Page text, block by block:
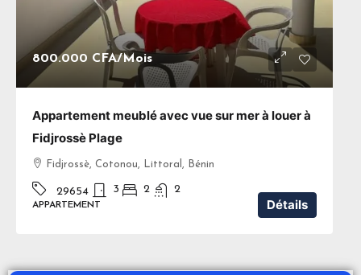
800.000 CFA/Mois
Appartement meublé avec vue sur mer à louer à
Fidjrossè Plage
Fidjrossè, Cotonou, Littoral, Bénin
29654 3 2 2
APPARTEMENT Détails